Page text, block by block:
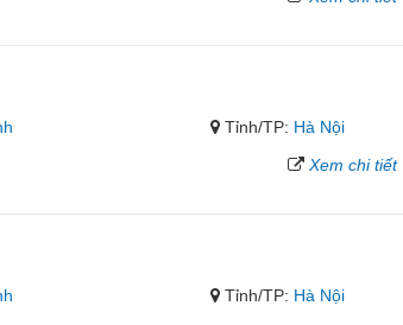
Tỉnh/TP: Hà Nội
Xem chi tiết
Tỉnh/TP: Hà Nội